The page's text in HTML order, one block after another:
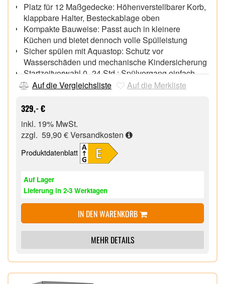
Platz für 12 Maßgedecke: Höhenverstellbarer Korb,
klappbare Halter, Besteckablage oben
Kompakte Bauweise: Passt auch in kleinere
Küchen und bietet dennoch volle Spülleistung
Sicher spülen mit Aquastop: Schutz vor
Wasserschäden und mechanische Kindersicherung
Startzeitvorwahl 0–24 Std.: Spülvorgang einfach
nach Tagesablauf oder Stromtarif planen
und Nachfüllhinweise auf einen Blick
Auf die Vergleichsliste Auf die Merkliste
329,- €
inkl. 19% MwSt.
zzgl. 59,90 €Versandkosten
Produktdatenblatt
Auf Lager
Lieferung in 2-3 Werktagen
IN DEN WARENKORB
MEHR DETAILS